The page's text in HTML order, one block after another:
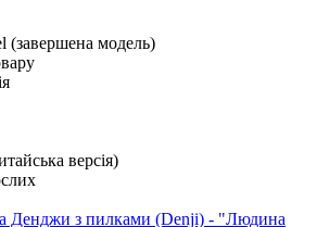
(завершена модель)
версія)